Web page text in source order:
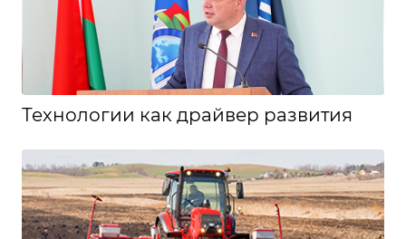
Технологии как драйвер развития